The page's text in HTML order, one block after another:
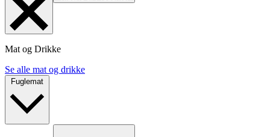
Mat og Drikke
Se alle mat og drikke